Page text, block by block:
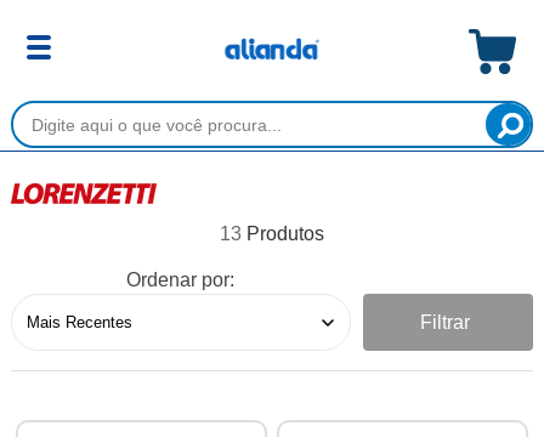
13
Ordenar por:
Filtrar